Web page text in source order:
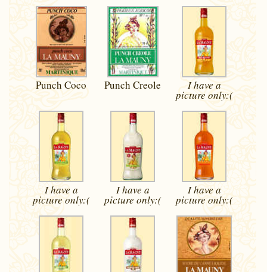
Punch Coco Punch Creole I have a
picture only:(
I have a
picture only:(
I have a
picture only:(
I have a
picture only:(